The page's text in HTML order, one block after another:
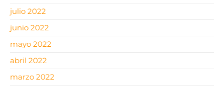
julio 2022
junio 2022
mayo 2022
abril 2022
marzo 2022